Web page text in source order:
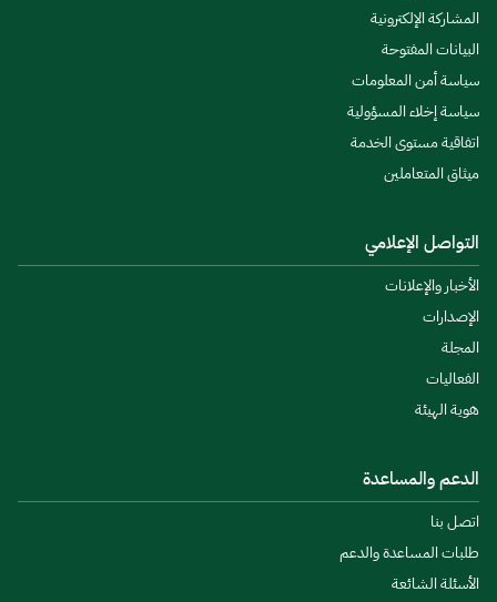
المشاركة الإلكترونية
البيانات المفتوحة
سياسة أمن المعلومات
سياسة إخلاء المسؤولية
اتفاقية مستوى الخدمة
ميثاق المتعاملين
التواصل الإعلامي
الأخبار والإعلانات
الإصدارات
المجلة
الفعاليات
هوية الهيئة
الدعم والمساعدة
اتصل بنا
طلبات المساعدة والدعم
الأسئلة الشائعة